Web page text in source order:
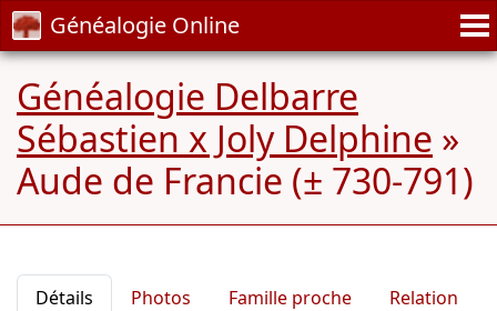
Généalogie Online
Généalogie Delbarre
Sébastien x Joly Delphine »
Aude de Francie (± 730-791)
Détails Photos Famille proche
Relation